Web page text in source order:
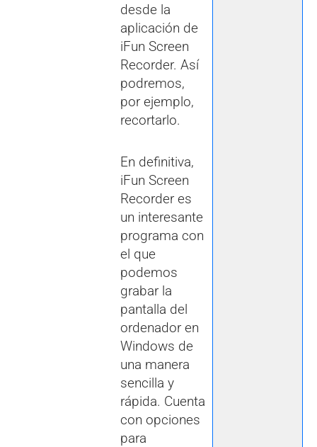
desde la
aplicación de
iFun Screen
Recorder. Así
podremos,
por ejemplo,
recortarlo.
En definitiva,
iFun Screen
Recorder es
un interesante
programa con
el que
podemos
grabar la
pantalla del
ordenador en
Windows de
una manera
sencilla y
rápida. Cuenta
con opciones
para